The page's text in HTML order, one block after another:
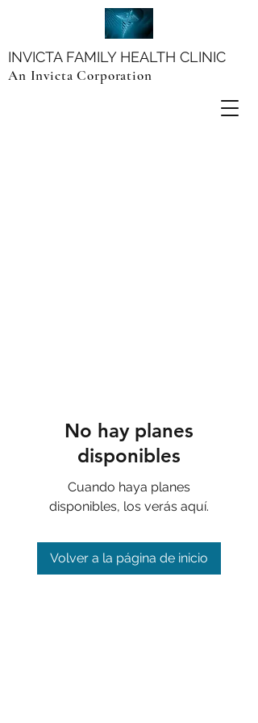
INVICTA FAMILY HEALTH CLINIC
An Invicta Corporation
No hay planes
disponibles
Cuando haya planes
disponibles, los verás aquí.
Volver a la página de inicio